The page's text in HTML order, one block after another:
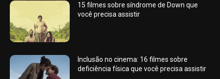
15 filmes sobre síndrome de Down que
você precisa assistir
Inclusão no cinema: 16 filmes sobre
deficiência física que você precisa assistir